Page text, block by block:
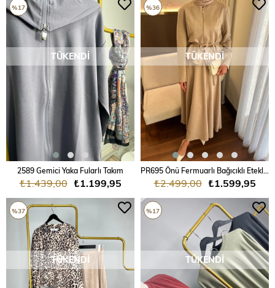
TÜKENDI
2589 Gemici Yaka Fularlı Takım
₺1.199,95
₺1.439,00
%17
TÜKENDI
₺1.599,95
₺2.499,00
%36
TÜKENDI
%37
TÜKENDI
%17